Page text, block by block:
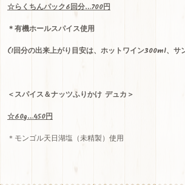
☆らくちんパック6回分…700円
＊有機ホールスパイス使用
(1回分の出来上がり目安は、ホットワイン300ml、サ
＜スパイス＆ナッツふりかけ デュカ＞
☆60g…450円
＊モンゴル天日湖塩（未精製）使用